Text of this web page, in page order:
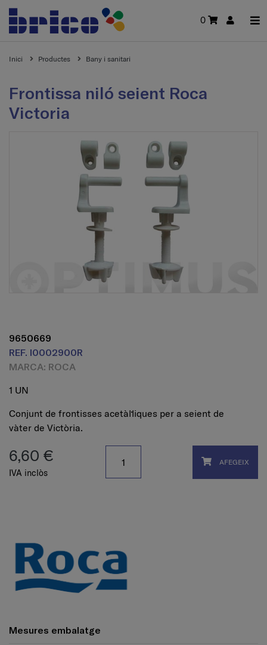
0
Inici Productes Bany i sanitari
Frontissa niló seient Roca
Victoria
9650669
REF. I0002900R
MARCA: ROCA
1 UN
Conjunt de frontisses acetàl·liques per a seient de
vàter de Victòria.
6,60 €
IVA inclòs
AFEGEIX
Mesures embalatge